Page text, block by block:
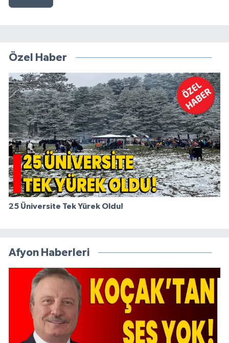
Özel Haber
25 Üniversite Tek Yürek Oldu!
Afyon Haberleri